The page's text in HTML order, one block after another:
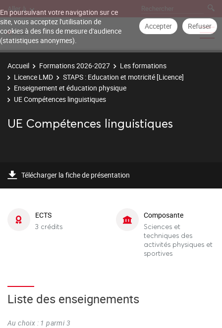
En poursuivant votre navigation sur ce
site, vous acceptez l'utilisation de
cookies à des fins de mesure d'audience
(statistiques anonymes).
Accepter Refuser
Aller à
Accueil Formations 2026-2027
Les formations
Licence LMD
STAPS : Education et motricité [Licence]
Enseignement et éducation physique
UE Compétences linguistiques
UE Compétences linguistiques
Télécharger la fiche de présentation
ECTS
3 crédits
Composante
Sciences et
techniques des
activités physiques et
sportives
Liste des enseignements
Au choix : 1 parmi 3